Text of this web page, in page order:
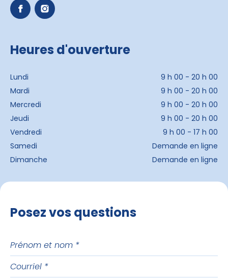
Heures d'ouverture
Lundi
9 h 00 - 20 h 00
Mardi
9 h 00 - 20 h 00
Mercredi
9 h 00 - 20 h 00
Jeudi
9 h 00 - 20 h 00
Vendredi
9 h 00 - 17 h 00
Samedi
Demande en ligne
Dimanche
Demande en ligne
Posez vos questions
Prénom
nom
Courriel